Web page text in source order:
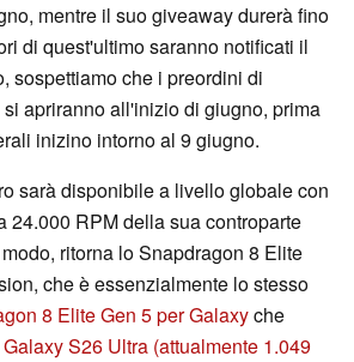
mentre il suo giveaway durerà fino
di quest'ultimo saranno notificati il
sospettiamo che i preordini di
apriranno all'inizio di giugno, prima
inizino intorno al 9 giugno.
sarà disponibile a livello globale con
24.000 RPM della sua controparte
ritorna lo Snapdragon 8 Elite
che è essenzialmente lo stesso
8 Elite Gen 5 per Galaxyche
Galaxy S26 Ultra (attualmente 1.049